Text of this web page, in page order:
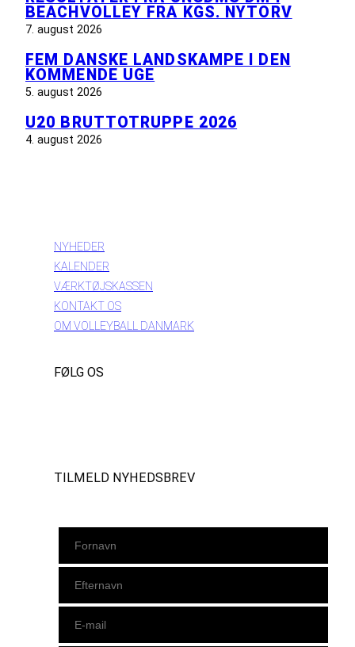
BEACHVOLLEY FRA KGS. NYTORV
7. august 2026
FEM DANSKE LANDSKAMPE I DEN
KOMMENDE UGE
5. august 2026
U20 BRUTTOTRUPPE 2026
4. august 2026
NYHEDER
KALENDER
VÆRKTØJSKASSEN
KONTAKT OS
OM VOLLEYBALL DANMARK
FØLG OS
TILMELD NYHEDSBREV